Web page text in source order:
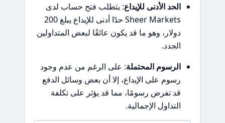
الحد الأدنى للإيداع: يتطلب فتح حساب لدى
Sheer Markets حدًا أدنى للإيداع يبلغ 200
دولار، وهو ما قد يكون عائقًا لبعض المتداولين
الجدد.
الرسوم المحتملة: على الرغم من عدم وجود
رسوم على الإيداع، إلا أن بعض وسائل الدفع
قد تفرض رسومًا، مما قد يؤثر على تكلفة
التداول الإجمالية.